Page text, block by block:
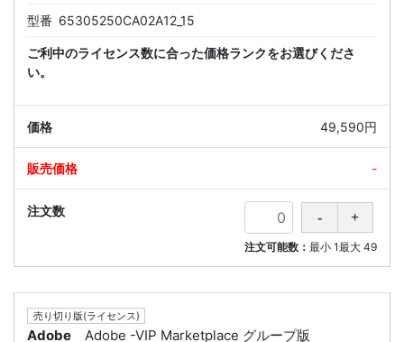
型番 65305250CA02A12_15
ご利中のライセンス数に合った価格ランクをお選びくださ
い。
49,590円
-
注文可能数： 最小 1最大 49
売り切り版(ライセンス)
Adobe Adobe -VIP Marketplace グループ版